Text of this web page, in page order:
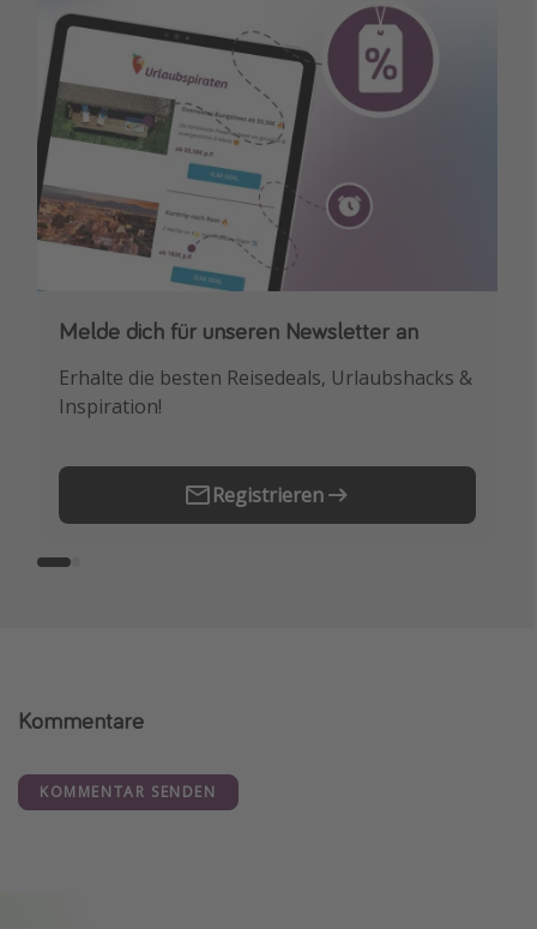
Melde dich für unseren Newsletter an
Erhalte die besten Reisedeals, Urlaubshacks &
Inspiration!
Registrieren
Downloade unsere App
Buche die besten Reiseschnäppchen als
Erstes.
Kommentare
KOMMENTAR SENDEN